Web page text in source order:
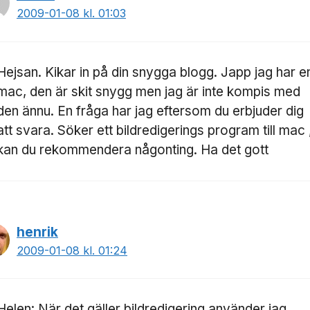
2009-01-08 kl. 01:03
Kikar in på din snygga blogg. Japp jag har
den är skit snygg men jag är inte kompis med
ännu. En fråga har jag eftersom du erbjuder dig
svara. Söker ett bildredigerings program till mac
du rekommendera någonting. Ha det gott
henrik
2009-01-08 kl. 01:24